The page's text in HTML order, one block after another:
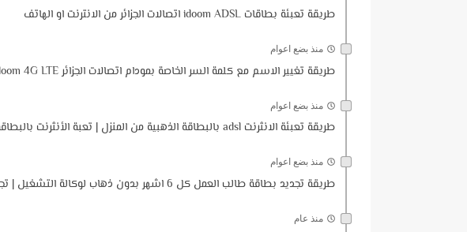
طريقة تعبئة بطاقات idoom ADSL اتصالات الجزائر من الانترنت او الهاتف
منذ بضع اعوام
طريقة تغيير الاسم مع كلمة السر الخاصة بمودام اتصالات الجزائر Idoom 4G LTE
منذ بضع اعوام
طريقة تعبئة الانثرنت adsl بالبطاقة الذهبية من المنزل | تعبة الأنثرنت بالبطاقة الذهبية
منذ بضع اعوام
طريقة تجديد بطاقة طالب العمل كل 6 اشهر بدون ذهاب لوكالة التشغيل | تجديد منحة البطالة من المنزل
منذ عام